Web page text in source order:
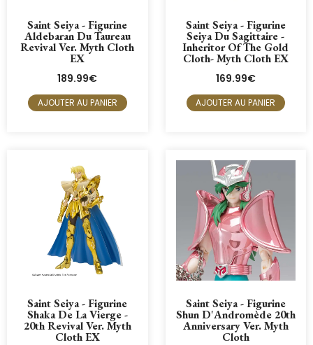
Saint Seiya - Figurine
Aldebaran Du Taureau
Revival Ver. Myth Cloth
EX
189.99€
AJOUTER AU PANIER
Saint Seiya - Figurine
Seiya Du Sagittaire -
Inheritor Of The Gold
Cloth- Myth Cloth EX
169.99€
AJOUTER AU PANIER
Saint Seiya - Figurine
Shaka De La Vierge -
20th Revival Ver. Myth
Cloth EX
Saint Seiya - Figurine
Shun D'Andromède 20th
Anniversary Ver. Myth
Cloth